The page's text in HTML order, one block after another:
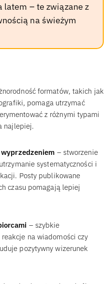
latem – te związane z
na świeżym
formatów, takich jak
pomaga utrzymać
z różnymi typami
najlepiej.
– stworzenie
systematyczności i
Posty publikowane
czasu pomagają lepiej
– szybkie
na wiadomości czy
pozytywny wizerunek